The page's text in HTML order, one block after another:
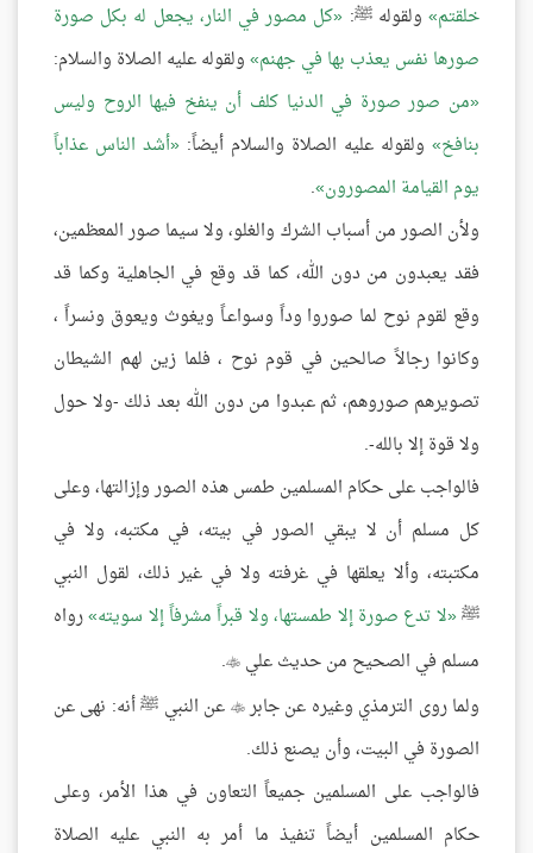
خلقتم ولقوله ﷺ: كل مصور في النار، يجعل له بكل صورة
صورها نفس يعذب بها في جهنم ولقوله عليه الصلاة والسلام:
من صور صورة في الدنيا كلف أن ينفخ فيها الروح وليس
بنافخ ولقوله عليه الصلاة والسلام أيضاً: أشد الناس عذاباً
يوم القيامة المصورون .
ولأن الصور من أسباب الشرك والغلو، ولا سيما صور المعظمين،
فقد يعبدون من دون الله، كما قد وقع في الجاهلية وكما قد
وقع لقوم نوح لما صوروا وداً وسواعـاً ويغوث ويعوق ونسراً ،
وكانوا رجالاً صالحين في قوم نوح ، فلما زين لهم الشيطان
تصويرهم صوروهم، ثم عبدوا من دون الله بعد ذلك -ولا حول
ولا قوة إلا بالله-.
فالواجب على حكام المسلمين طمس هذه الصور وإزالتها، وعلى
كل مسلم أن لا يبقي الصور في بيته، في مكتبه، ولا في
مكتبته، وألا يعلقها في غرفته ولا في غير ذلك، لقول النبي
ﷺ لا تدع صورة إلا طمستها، ولا قبراً مشرفاً إلا سويته رواه
مسلم في الصحيح من حديث علي 
.
ولما روى الترمذي وغيره عن جابر عن النبي ﷺ أنه: نهى عن
الصورة في البيت، وأن يصنع ذلك.
فالواجب على المسلمين جميعاً التعاون في هذا الأمر، وعلى
حكام المسلمين أيضاً تنفيذ ما أمر به النبي عليه الصلاة